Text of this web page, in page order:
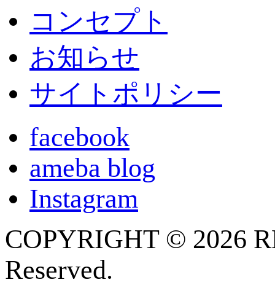
コンセプト
お知らせ
サイトポリシー
facebook
ameba blog
Instagram
COPYRIGHT © 2026
Reserved.